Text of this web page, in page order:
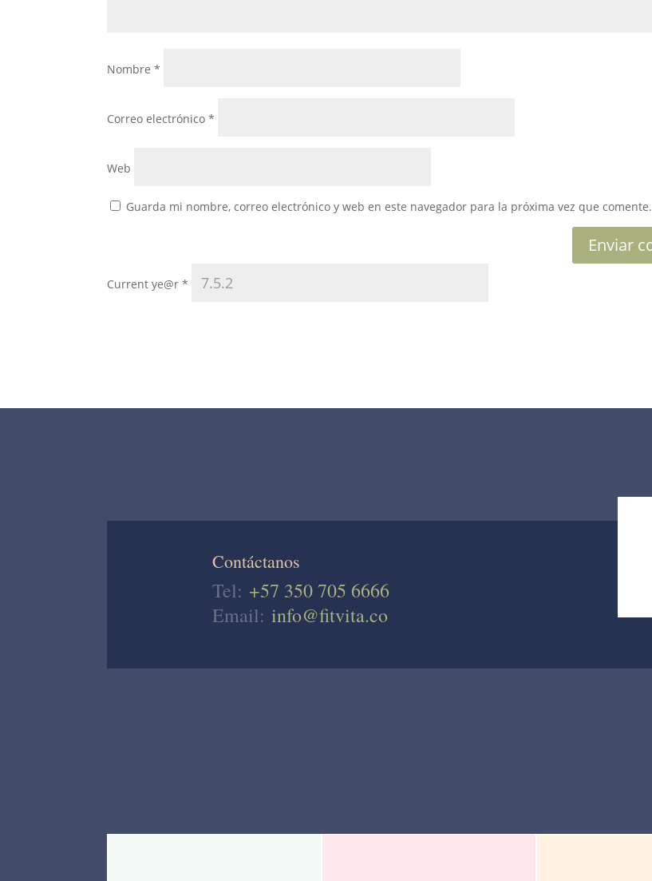
Nombre*
Correo electrónico*
Web
Guarda mi nombre, correo electrónico y web en este navegador para la próxima vez que comente.
Current ye@r*
Contáctanos
Tel: +57 350 705 6666
Email: info@fitvita.co